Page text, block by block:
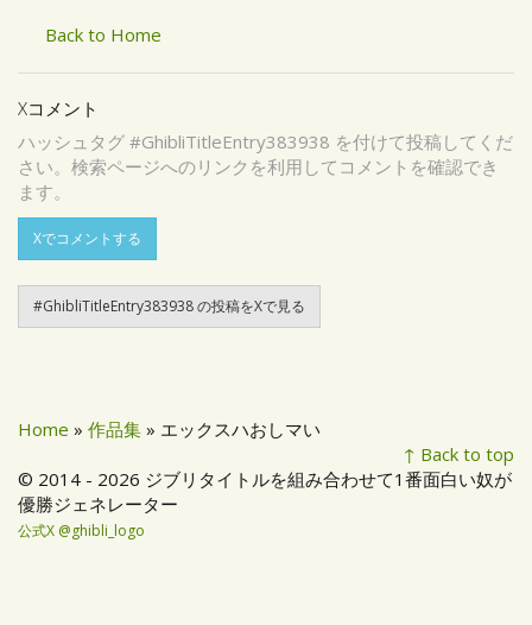
Back to Home
Xコメント
ハッシュタグ #GhibliTitleEntry383938 を付けて投稿してくだ
さい。検索ページへのリンクを利用してコメントを確認でき
ます。
Xでコメントする
#GhibliTitleEntry383938 の投稿をXで見る
Home » 作品集 » エックスハおしマい
↑ Back to top
© 2014 - 2026 ジブリタイトルを組み合わせて1番面白い奴が
優勝ジェネレーター
公式X @ghibli_logo